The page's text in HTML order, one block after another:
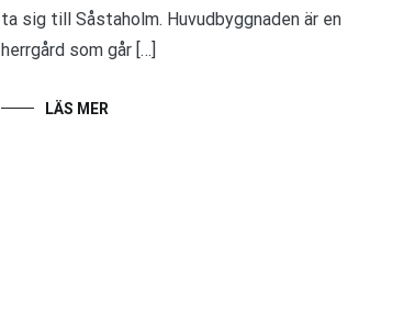
ta sig till Såstaholm. Huvudbyggnaden är en
herrgård som går […]
LÄS MER